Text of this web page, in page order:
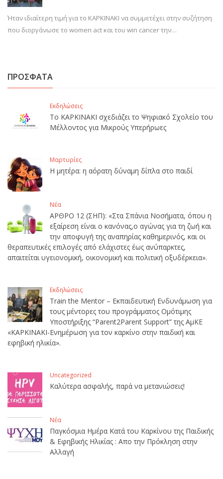
Ήταν ιδιαίτερη τιμή για το ΚΑΡΚΙΝΑΚΙ να συμμετέχει στην συζήτηση
που διοργάνωσε το women act και του win cancer την…
ΠΡΟΣΦΑΤΑ
Εκδηλώσεις
Το ΚΑΡΚΙΝΑΚΙ σχεδιάζει το Ψηφιακό Σχολείο του
Μέλλοντος για Μικρούς Υπερήρωες
Μαρτυρίες
Η μητέρα: η αόρατη δύναμη δίπλα στο παιδί
Νέα
ΑΡΘΡΟ 12 (ΣΗΠ): «Στα Σπάνια Νοσήματα, όπου η
εξαίρεση είναι ο κανόνας,ο αγώνας για τη ζωή και
την αποφυγή της αναπηρίας καθημερινός, και οι
θεραπευτικές επιλογές από ελάχιστες έως ανύπαρκτες,
απαιτείται υγειονομική, οικονομική και πολιτική οξυδέρκεια».
Εκδηλώσεις
Train the Mentor – Εκπαιδευτική Ενδυνάμωση για
τους μέντορες του προγράμματος Ομότιμης
Υποστήριξης “Parent2Parent Support” της ΑμΚΕ
«ΚΑΡΚΙΝΑΚΙ-Ενημέρωση για τον καρκίνο στην παιδική και
εφηβική ηλικία».
Uncategorized
Καλύτερα ασφαλής, παρά να μετανιώσεις!
Νέα
Παγκόσμια Ημέρα Κατά του Καρκίνου της Παιδικής
& Εφηβικής Ηλικίας : Απο την Πρόκληση στην
Αλλαγή